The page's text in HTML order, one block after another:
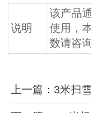
说明
该产品
使用，
数请咨
上一篇：3米扫